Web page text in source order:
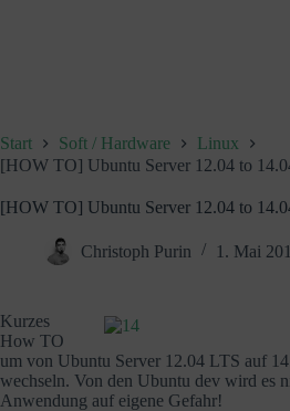
Start Soft / Hardware
Linux
[HOW TO] Ubuntu Server 12.04 to
[HOW TO] Ubuntu Server 12.04 to
Christoph Purin 1. Mai
Kurzes
How TO
um von Ubuntu Server 12.04 LTS auf
wechseln. Von den Ubuntu dev wird es
Anwendung auf eigene Gefahr!